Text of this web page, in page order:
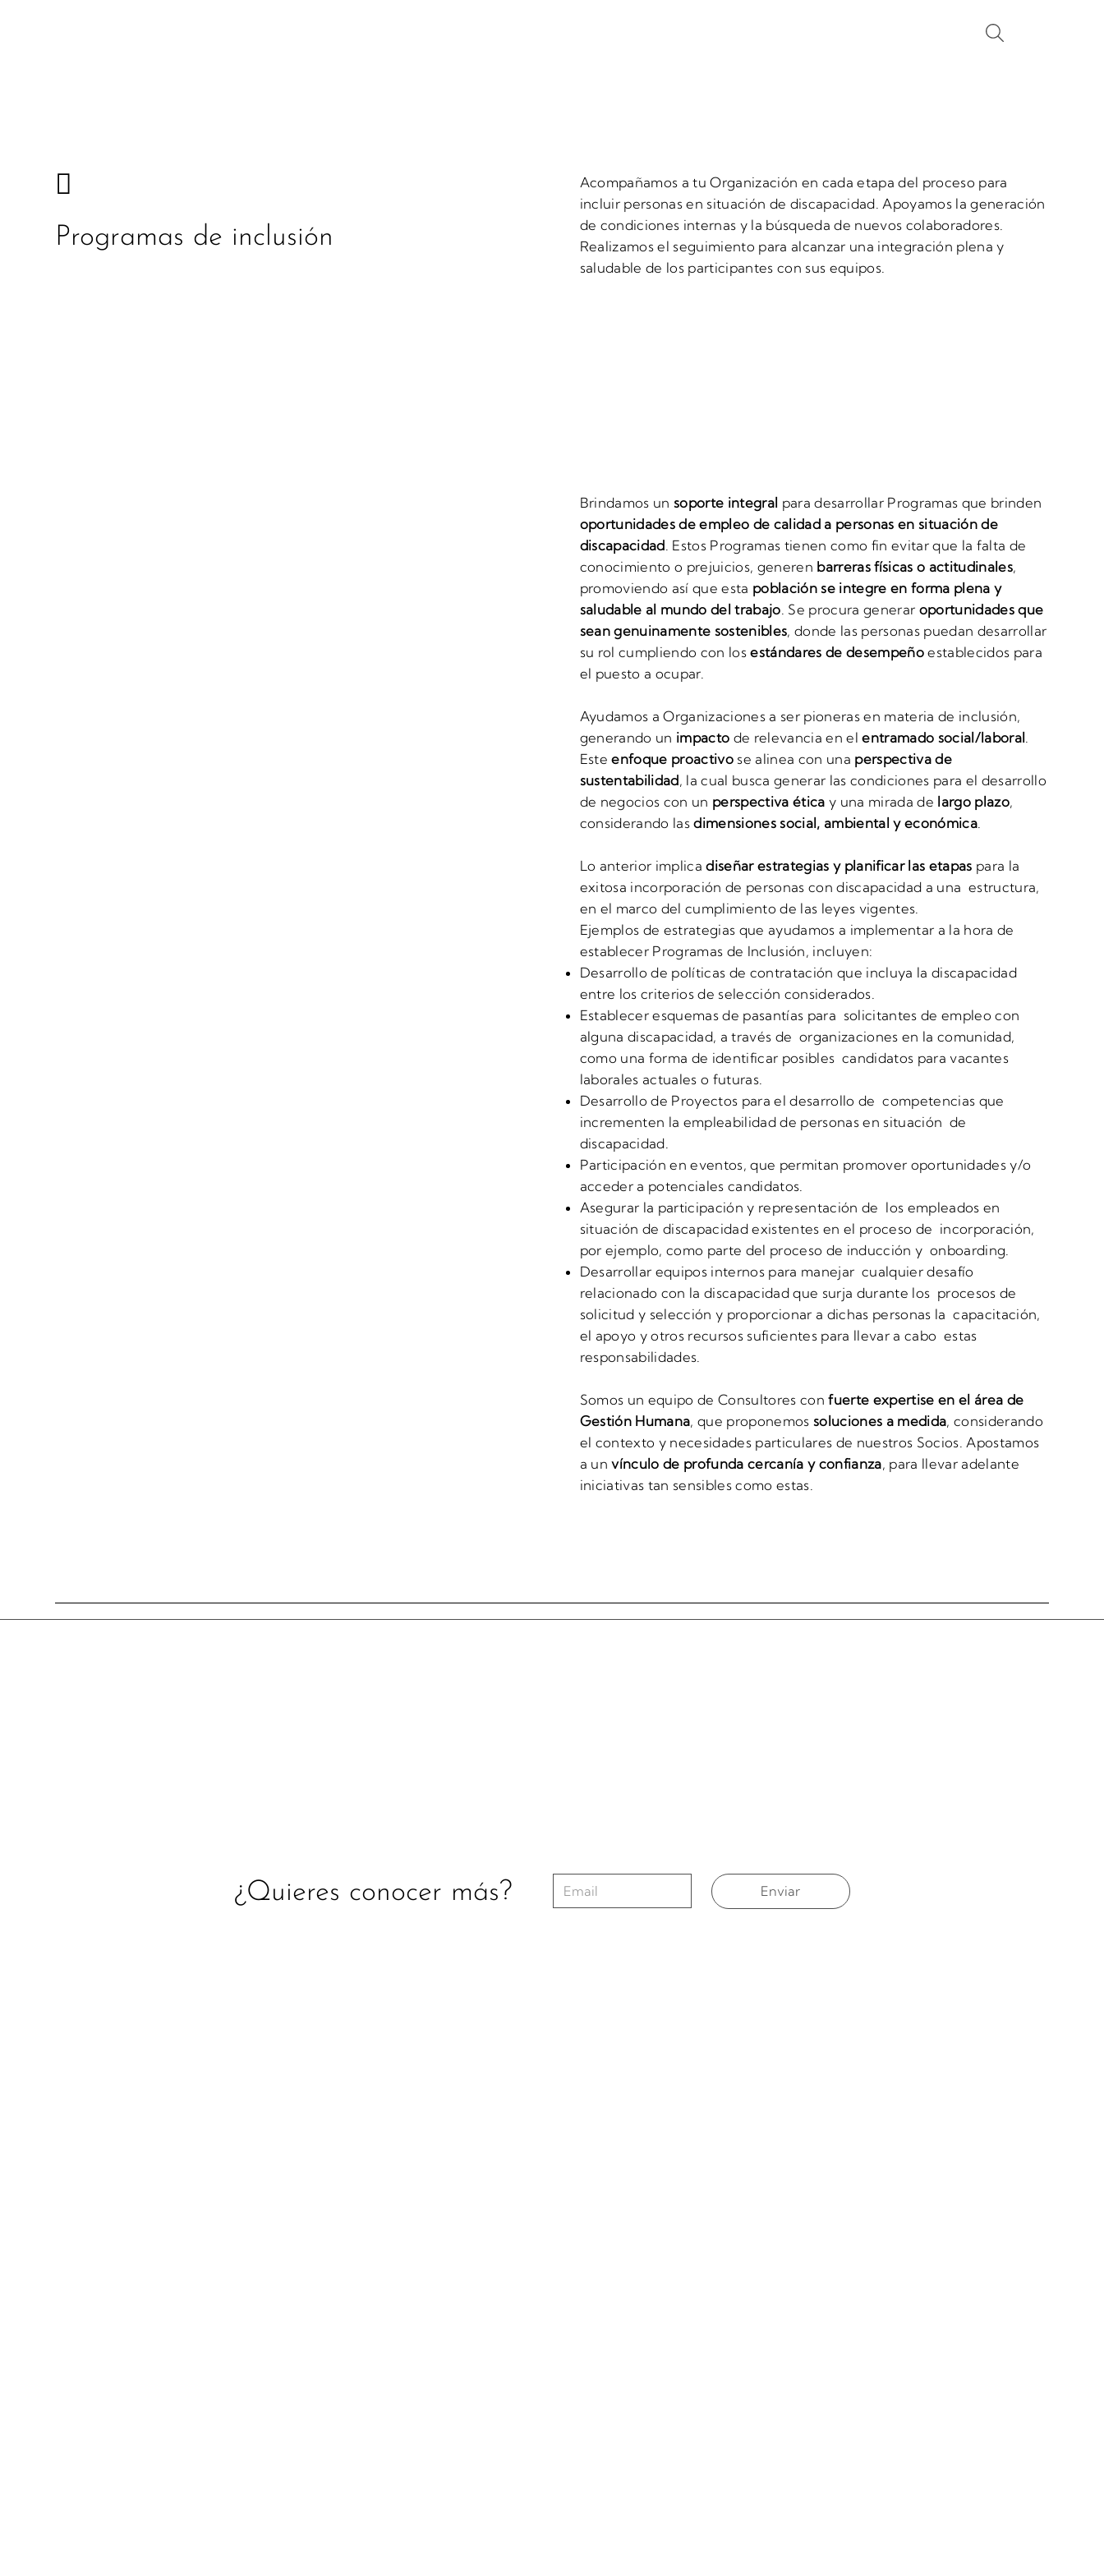

Programas de inclusión
Acompañamos a tu Organización en cada etapa del proceso para
incluir personas en situación de discapacidad. Apoyamos la generación
de condiciones internas y la búsqueda de nuevos colaboradores.
Realizamos el seguimiento para alcanzar una integración plena y
saludable de los participantes con sus equipos.
Brindamos un soporte integral para desarrollar Programas que brinden
oportunidades de empleo de calidad a personas en situación de
discapacidad. Estos Programas tienen como fin evitar que la falta de
conocimiento o prejuicios, generen barreras físicas o actitudinales,
promoviendo así que esta población se integre en forma plena y
saludable al mundo del trabajo. Se procura generar oportunidades que
sean genuinamente sostenibles, donde las personas puedan desarrollar
su rol cumpliendo con losestándares de desempeñoestablecidos para
el puesto a ocupar.
Ayudamos a Organizaciones a ser pioneras en materia de inclusión,
generando un impacto de relevancia en elentramado social/laboral .
Esteenfoque proactivose alinea con una perspectiva de
sustentabilidad, la cual busca generar las condiciones para el desarrollo
de negocios con un perspectiva ética y una mirada de largo plazo,
considerando lasdimensiones social, ambiental y económica.
Lo anterior implicadiseñar estrategias y planificar las etapas para la
exitosa incorporación de personas con discapacidad a una estructura,
en el marco del cumplimiento de las leyes vigentes.
Ejemplos de estrategias que ayudamos a implementar a la hora de
establecer Programas de Inclusión, incluyen:
Desarrollo de políticas de contratación que incluya la discapacidad
entre los criterios de selección considerados.
Establecer esquemas de pasantías para solicitantes de empleo con
alguna discapacidad, a través de organizaciones en la comunidad,
como una forma de identificar posibles candidatos para vacantes
laborales actuales o futuras.
Desarrollo de Proyectos para el desarrollo de competencias que
incrementen la empleabilidad de personas en situación de
discapacidad.
Participación en eventos, que permitan promover oportunidades y/o
acceder a potenciales candidatos.
Asegurar la participación y representación de los empleados en
situación de discapacidad existentes en el proceso de incorporación,
por ejemplo, como parte del proceso de inducción y onboarding.
Desarrollar equipos internos para manejar cualquier desafío
relacionado con la discapacidad que surja durante los procesos de
solicitud y selección y proporcionar a dichas personas la capacitación,
el apoyo y otros recursos suficientes para llevar a cabo estas
responsabilidades.
Somos un equipo de Consultores confuerte expertise en el área de
Gestión Humana, que proponemos soluciones a medida, considerando
el contexto y necesidades particulares de nuestros Socios. Apostamos
a unvínculo de profunda cercanía y confianza, para llevar adelante
iniciativas tan sensibles como estas.
¿Quieres conocer más? Enviar